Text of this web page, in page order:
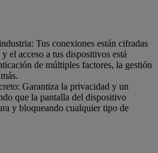
Tus conexiones están cifradas
el acceso a tus dispositivos está
de múltiples factores, la gestión
Garantiza la privacidad y un
que la pantalla del dispositivo
y bloqueando cualquier tipo de